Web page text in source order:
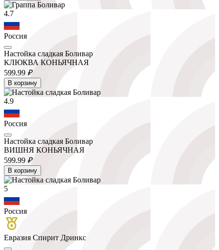
4.7
Россия
Настойка сладкая Боливар
КЛЮКВА КОНЬЯЧНАЯ
599.99 ₽
В корзину
4.9
Россия
Настойка сладкая Боливар
ВИШНЯ КОНЬЯЧНАЯ
599.99 ₽
В корзину
5
Россия
Евразия Спирит Дринкс